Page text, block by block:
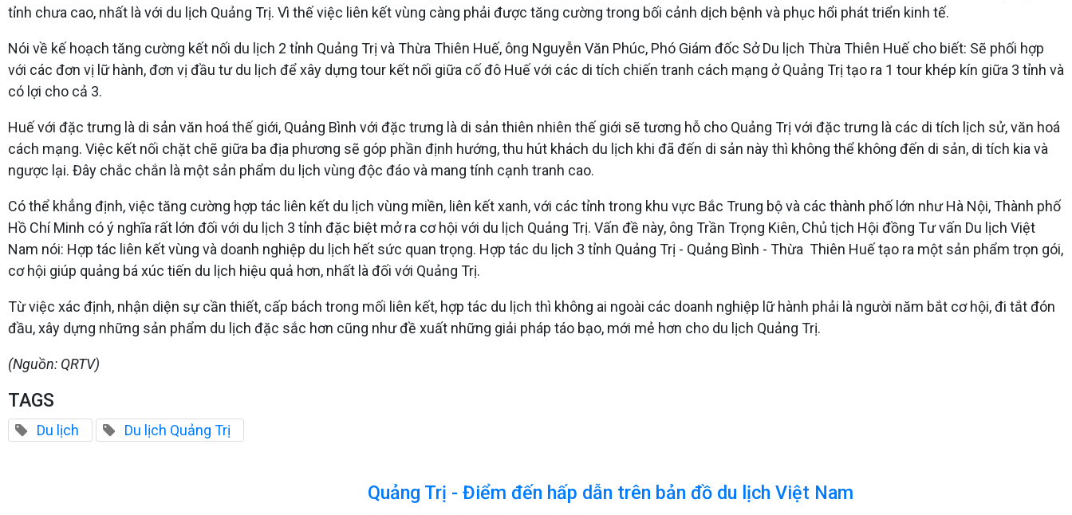
tỉnh chưa cao, nhất là với du lịch Quảng Trị. Vì thế việc liên kết vùng càng phải được tăng cường trong bối cảnh dịch bệnh và phục hổi phát triển kinh tế.
Nói về kế hoạch tăng cường kết nối du lịch 2 tỉnh Quảng Trị và Thừa Thiên Huế, ông Nguyễn Văn Phúc, Phó Giám đốc Sở Du lịch Thừa Thiên Huế cho biết: Sẽ phối hợp
với các đơn vị lữ hành, đơn vị đầu tư du lịch để xây dựng tour kết nối giữa cố đô Huế với các di tích chiến tranh cách mạng ở Quảng Trị tạo ra 1 tour khép kín giữa 3 tỉnh và
có lợi cho cả 3.
Huế với đặc trưng là di sản văn hoá thế giới, Quảng Bình với đặc trưng là di sản thiên nhiên thế giới sẽ tương hỗ cho Quảng Trị với đặc trưng là các di tích lịch sử, văn hoá
cách mạng. Việc kết nối chặt chẽ giữa ba địa phương sẽ góp phần định hướng, thu hút khách du lịch khi đã đến di sản này thì không thể không đến di sản, di tích kia và
ngược lại. Đây chắc chắn là một sản phẩm du lịch vùng độc đáo và mang tính cạnh tranh cao.
Có thể khẳng định, việc tăng cường hợp tác liên kết du lịch vùng miền, liên kết xanh, với các tỉnh trong khu vực Bắc Trung bộ và các thành phố lớn như Hà Nội, Thành phố
Hồ Chí Minh có ý nghĩa rất lớn đối với du lịch 3 tỉnh đặc biệt mở ra cơ hội với du lịch Quảng Trị. Vấn đề này, ông Trần Trọng Kiên, Chủ tịch Hội đồng Tư vấn Du lịch Việt
Nam nói: Hợp tác liên kết vùng và doanh nghiệp du lịch hết sức quan trọng. Hợp tác du lịch 3 tỉnh Quảng Trị - Quảng Bình - Thừa Thiên Huế tạo ra một sản phẩm trọn gói,
cơ hội giúp quảng bá xúc tiến du lịch hiệu quả hơn, nhất là đối với Quảng Trị.
Từ việc xác định, nhận diện sự cần thiết, cấp bách trong mối liên kết, hợp tác du lịch thì không ai ngoài các doanh nghiệp lữ hành phải là người năm bắt cơ hội, đi tắt đón
đầu, xây dựng những sản phẩm du lịch đặc sắc hơn cũng như đề xuất những giải pháp táo bạo, mới mẻ hơn cho du lịch Quảng Trị.
(Nguồn: QRTV)
TAGS
Du lịch Du lịch Quảng Trị
Quảng Trị - Điểm đến hấp dẫn trên bản đồ du lịch Việt Nam